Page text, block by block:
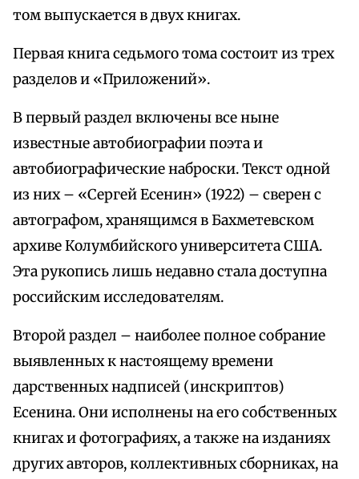
том выпускается в двух книгах.
Первая книга седьмого тома состоит из трех
разделов и «Приложений».
В первый раздел включены все ныне
известные автобиографии поэта и
автобиографические наброски. Текст одной
из них – «Сергей Есенин» (1922) – сверен с
автографом, хранящимся в Бахметевском
архиве Колумбийского университета США.
Эта рукопись лишь недавно стала доступна
российским исследователям.
Второй раздел – наиболее полное собрание
выявленных к настоящему времени
дарственных надписей (инскриптов)
Есенина. Они исполнены на его собственных
книгах и фотографиях, а также на изданиях
других авторов, коллективных сборниках, на